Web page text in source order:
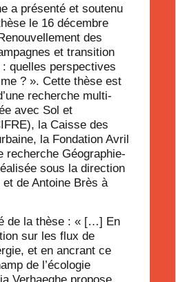
a présenté et soutenu
le 16 décembre
des
et transition
quelles perspectives
? ». Cette thèse est
recherche multi-
avec Sol et
la Caisse des
la Fondation Avril
recherche Géographie-
sous la direction
de Antoine Brès à
de la thèse : « […] En
sur les flux de
et en ancrant ce
de l’écologie